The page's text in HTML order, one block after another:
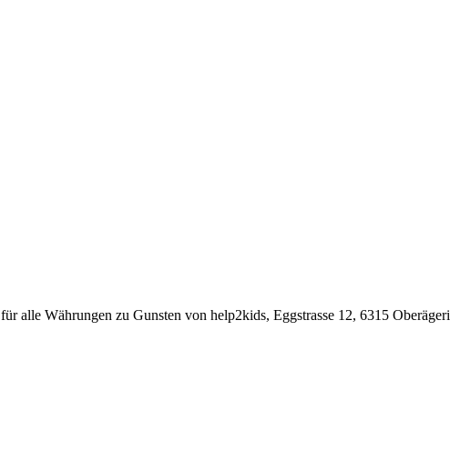
für alle Währungen zu Gunsten von help2kids, Eggstrasse 12, 6315 Oberägeri